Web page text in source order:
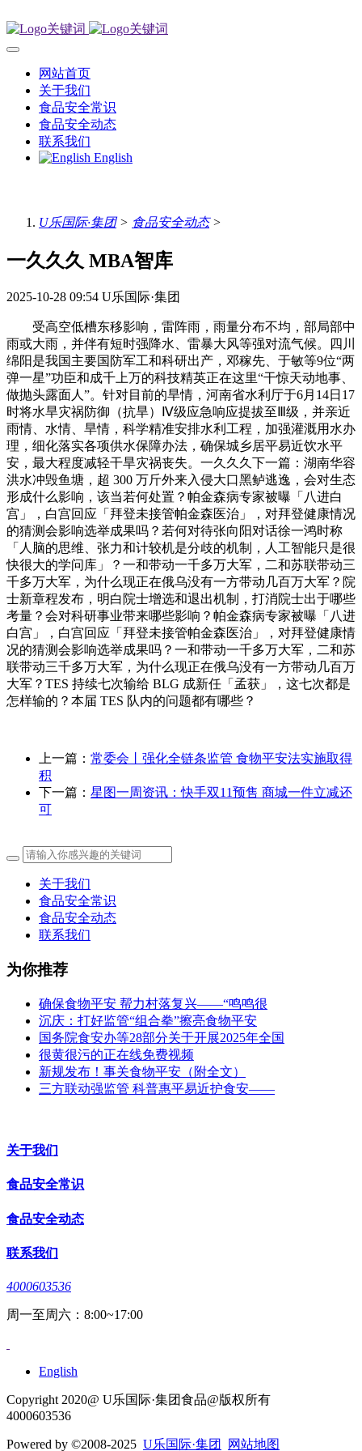
网站首页
关于我们
食品安全常识
食品安全动态
联系我们
English
U乐国际·集团> 食品安全动态>
一久久久 MBA智库
2025-10-28 09:54 U乐国际·集团
受高空低槽东移影响，雷阵雨，雨量分布不均，部局部中
雨或大雨，并伴有短时强降水、雷暴大风等强对流气候。四川
绵阳是我国主要国防军工和科研出产，邓稼先、于敏等9位“两
弹一星”功臣和成千上万的科技精英正在这里“干惊天动地事、
做抛头露面人”。针对目前的旱情，河南省水利厅于6月14日17
时将水旱灾祸防御（抗旱）Ⅳ级应急响应提拔至Ⅲ级，并亲近
雨情、水情、旱情，科学精准安排水利工程，加强灌溉用水办
理，细化落实各项供水保障办法，确保城乡居平易近饮水平
安，最大程度减轻干旱灾祸丧失。一久久久下一篇：湖南华容
洪水冲毁鱼塘，超 300 万斤外来入侵大口黑鲈逃逸，会对生态
形成什么影响，该当若何处置？帕金森病专家被曝「八进白
宫」，白宫回应「拜登未接管帕金森医治」，对拜登健康情况
的猜测会影响选举成果吗？若何对待张向阳对话徐一鸿时称
「人脑的思维、张力和计较机是分歧的机制，人工智能只是很
快很大的学问库」？一和带动一千多万大军，二和苏联带动三
千多万大军，为什么现正在俄乌没有一方带动几百万大军？院
士新章程发布，明白院士增选和退出机制，打消院士出于哪些
考量？会对科研事业带来哪些影响？帕金森病专家被曝「八进
白宫」，白宫回应「拜登未接管帕金森医治」，对拜登健康情
况的猜测会影响选举成果吗？一和带动一千多万大军，二和苏
联带动三千多万大军，为什么现正在俄乌没有一方带动几百万
大军？TES 持续七次输给 BLG 成新任「孟获」，这七次都是
怎样输的？本届 TES 队内的问题都有哪些？
上一篇： 常委会丨强化全链条监管 食物平安法实施取得
积
下一篇： 星图一周资讯：快手双11预售 商城一件立减还
可
关于我们
食品安全常识
食品安全动态
联系我们
为你推荐
确保食物平安 帮力村落复兴——“鸣鸣很
沉庆：打好监管“组合拳”擦亮食物平安
国务院食安办等28部分关于开展2025年全国
很黄很污的正在线免费视频
新规发布！事关食物平安（附全文）
三方联动强监管 科普惠平易近护食安——
关于我们
食品安全常识
食品安全动态
联系我们
4000603536
周一至周六：8:00~17:00
English
Copyright 2020@ U乐国际·集团食品@版权所有
4000603536
Powered by ©2008-2025 U乐国际·集团 网站地图